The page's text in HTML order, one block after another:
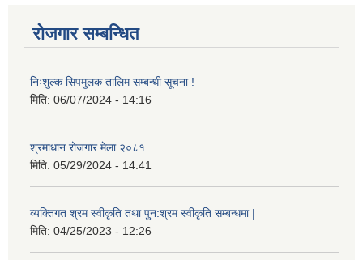
रोजगार सम्बन्धित
निःशुल्क सिपमुलक तालिम सम्बन्धी सूचना !
मिति: 06/07/2024 - 14:16
श्रमाधान रोजगार मेला २०८१
मिति: 05/29/2024 - 14:41
व्यक्तिगत श्रम स्वीकृति तथा पुन:श्रम स्वीकृति सम्बन्धमा |
मिति: 04/25/2023 - 12:26